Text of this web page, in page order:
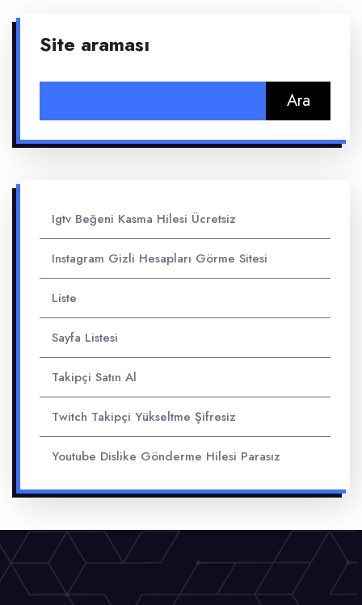
Site araması
Igtv Beğeni Kasma Hilesi Ücretsiz
Instagram Gizli Hesapları Görme Sitesi
Liste
Sayfa Listesi
Takipçi Satın Al
Twitch Takipçi Yükseltme Şifresiz
Youtube Dislike Gönderme Hilesi Parasız